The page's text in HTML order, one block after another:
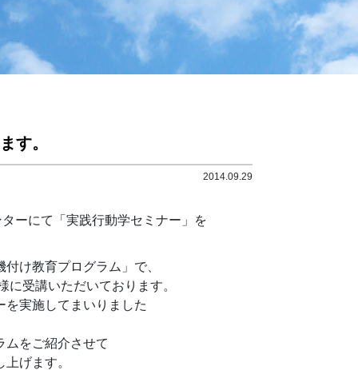
す。
2014.09.29
ーにて「実践行動学セミナー」を
け教育プログラム」で、
受講いただいております。
実施してまいりました
ムをご紹介させて
げます。